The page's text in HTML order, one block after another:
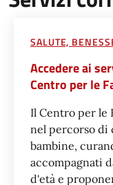
SALUTE,
Accedere ai
Centro per le
Il Centro per le
nel percorso di
bambine,
accompagnati
d'età e